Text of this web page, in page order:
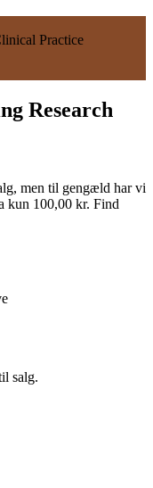
Practice
Research
men til gengæld har vi
kun 100,00 kr. Find
salg.